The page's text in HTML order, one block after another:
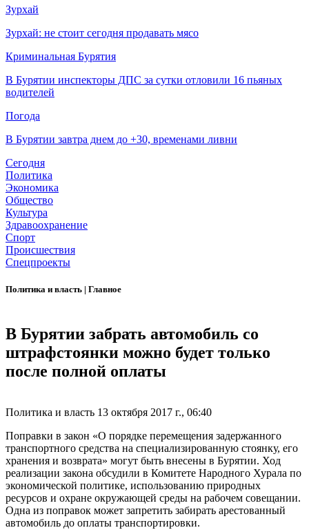
Зурхай
Зурхай: не стоит сегодня продавать мясо
Криминальная Бурятия
В Бурятии инспекторы ДПС за сутки отловили 16 пьяных
водителей
Погода
В Бурятии завтра днем до +30, временами ливни
Сегодня
Политика
Экономика
Общество
Культура
Здравоохранение
Спорт
Происшествия
Спецпроекты
Политика и власть | Главное
В Бурятии забрать автомобиль со
штрафстоянки можно будет только
после полной оплаты
Политика и власть 13 октября 2017 г., 06:40
Поправки в закон «О порядке перемещения задержанного
транспортного средства на специализированную стоянку, его
хранения и возврата» могут быть внесены в Бурятии. Ход
реализации закона обсудили в Комитете Народного Хурала по
экономической политике, использованию природных
ресурсов и охране окружающей среды на рабочем совещании.
Одна из поправок может запретить забирать арестованный
автомобиль до оплаты транспортировки.